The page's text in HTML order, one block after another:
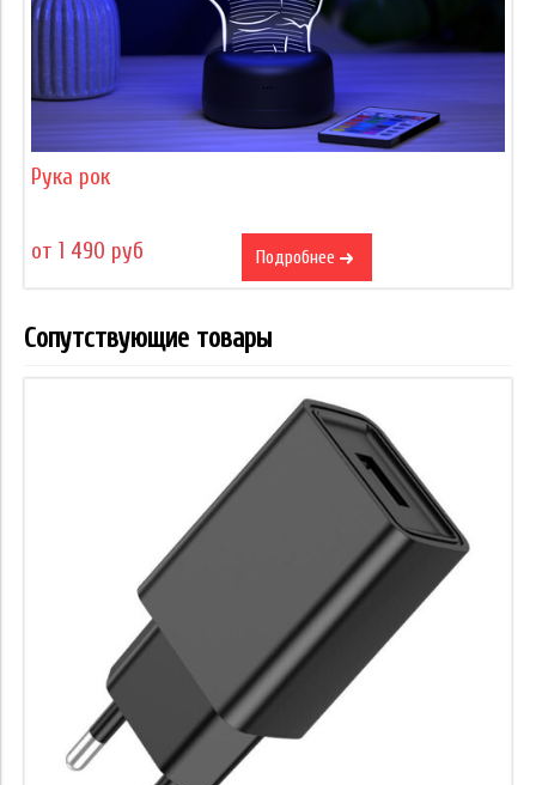
Рука рок
от 1 490 руб Подробнее
Сопутствующие товары